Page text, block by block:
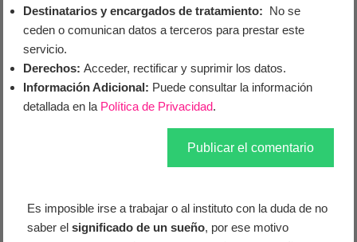
Destinatarios y encargados de tratamiento: No se
ceden o comunican datos a terceros para prestar este
servicio.
Derechos: Acceder, rectificar y suprimir los datos.
Información Adicional: Puede consultar la información
detallada en la Política de Privacidad.
Es imposible irse a trabajar o al instituto con la duda de no
saber elsignificado de un sueño, por ese motivo